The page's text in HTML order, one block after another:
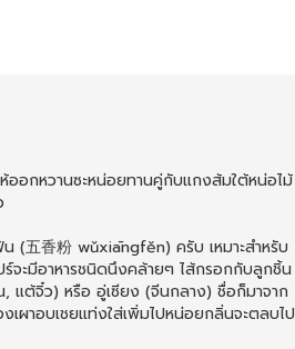
ออกหวานซะหน่อยทานคู่กับแกงส้มใต้หน่อไม้
(五香粉 wǔxiāngfěn) ครับ เหมาะสำหรับ
จะมีอาหารชนิดนึงคล้ายๆ ไส้กรอกกับลูกชิ้น
, แต้จิ๋ว) หรือ อู่เซียง (จีนกลาง) ชื่อก็มาจาก
เผาอบเชยแท่งใส่เพิ่มไปหน่อยกลิ่นจะตลบไป